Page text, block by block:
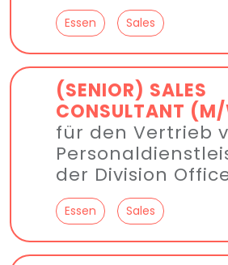
Essen Sales
(SENIOR) SALES
CONSULTANT
für den Vertrieb
der Division
Essen Sales